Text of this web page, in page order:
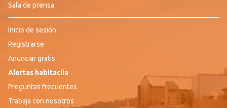
Sala de prensa
Inicio de sesión
Registrarse
Anunciar gratis
Alertas habitaclia
Preguntas frecuentes
Trabaja con nosotros